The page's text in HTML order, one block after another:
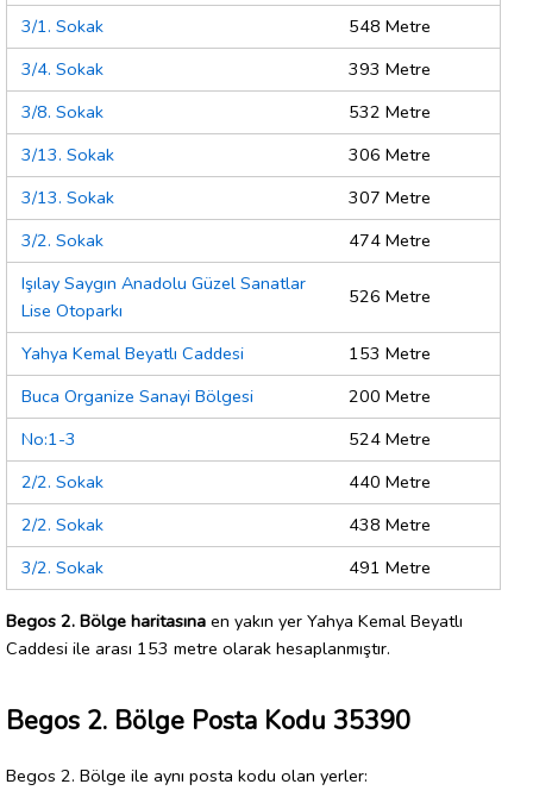
3/1. Sokak
548 Metre
3/4. Sokak
393 Metre
3/8. Sokak
532 Metre
3/13. Sokak
306 Metre
3/13. Sokak
307 Metre
3/2. Sokak
474 Metre
Işılay Saygın Anadolu Güzel Sanatlar
Lise Otoparkı
526 Metre
Yahya Kemal Beyatlı Caddesi
153 Metre
Buca Organize Sanayi Bölgesi
200 Metre
No:1-3
524 Metre
2/2. Sokak
440 Metre
2/2. Sokak
438 Metre
3/2. Sokak
491 Metre
Begos 2. Bölge haritasına en yakın yer Yahya Kemal Beyatlı
Caddesi ile arası 153 metre olarak hesaplanmıştır.
Begos 2. Bölge Posta Kodu 35390
Begos 2. Bölge ile aynı posta kodu olan yerler: